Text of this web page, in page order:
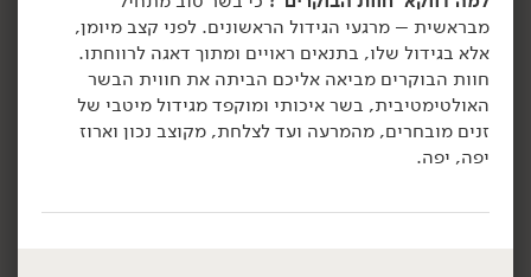
הוספה לסל הוספה לסל
מבראשית – מרגעי הגידול הראשונים. לפני קצב מיומן,
אלא בגידול שלו, בתנאים ראויים ומתוך דאגה לרווחתו.
חוות הבוקרים מביאה אליכם הביתה את חווית הבשר
האולטימטיבית, בשר איכותי ומוקפד מגידול מיטבי של
זנים מובחרים, מהמרעה ועד לצלחת, מקוצב נכון וארוז
יפה, יפה.